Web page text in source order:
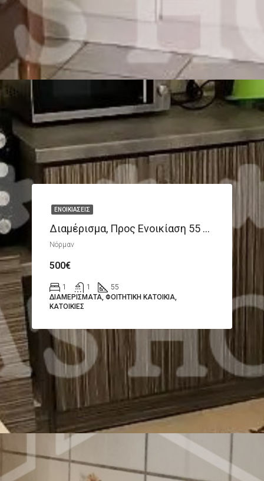
ΕΝΟΙΚΙΆΣΕΙΣ
Διαμέρισμα, Προς Ενοικίαση 55 Τ.μ.
Νόρμαν
500€
1 1
55
ΔΙΑΜΕΡΊΣΜΑΤΑ, ΦΟΙΤΗΤΙΚΉ ΚΑΤΟΙΚΊΑ,
ΚΑΤΟΙΚΊΕΣ